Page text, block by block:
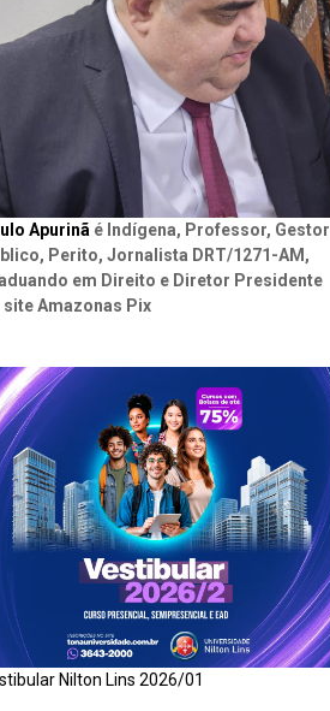
Apurinã é Indígena, Professor, Gestor
Perito, Jornalista DRT/1271-AM,
em Direito e Diretor Presidente
site Amazonas Pix
Nilton Lins 2026/01